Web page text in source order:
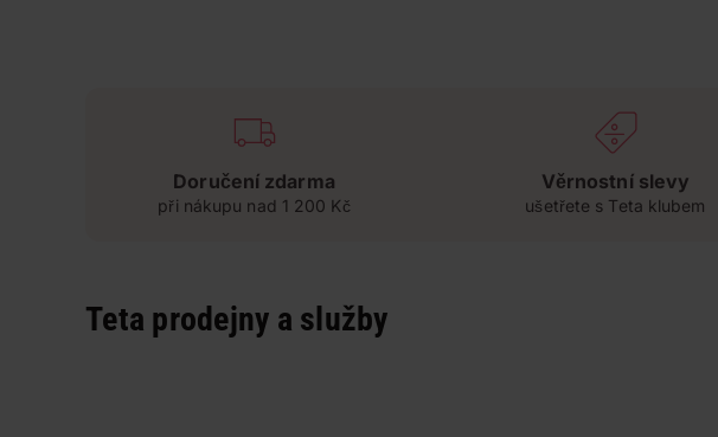
Doručení zdarma
při nákupu nad 1 200 Kč
Věrnostní slevy
ušetřete s Teta klubem
Teta prodejny a služby